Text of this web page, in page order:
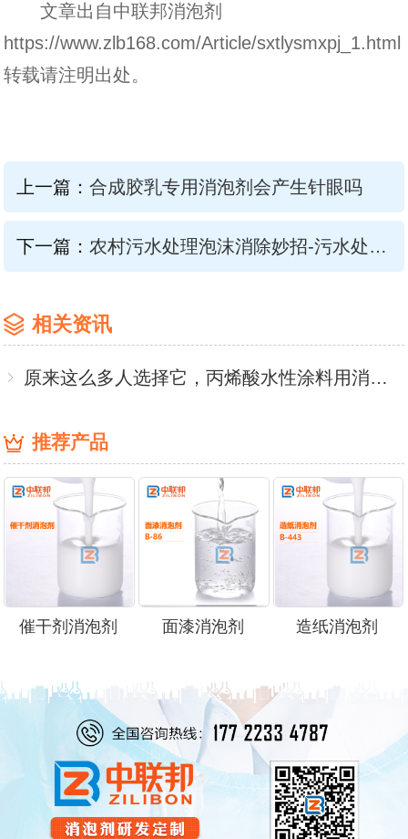
文章出自中联邦消泡剂
https://www.zlb168.com/Article/sxtlysmxpj_1.html
转载请注明出处。
上一篇： 合成胶乳专用消泡剂会产生针眼吗
下一篇： 农村污水处理泡沫消除妙招-污水处理消泡剂
相关资讯
原来这么多人选择它，丙烯酸水性涂料用消泡剂
推荐产品
催干剂消泡剂 面漆消泡剂 造纸消泡剂